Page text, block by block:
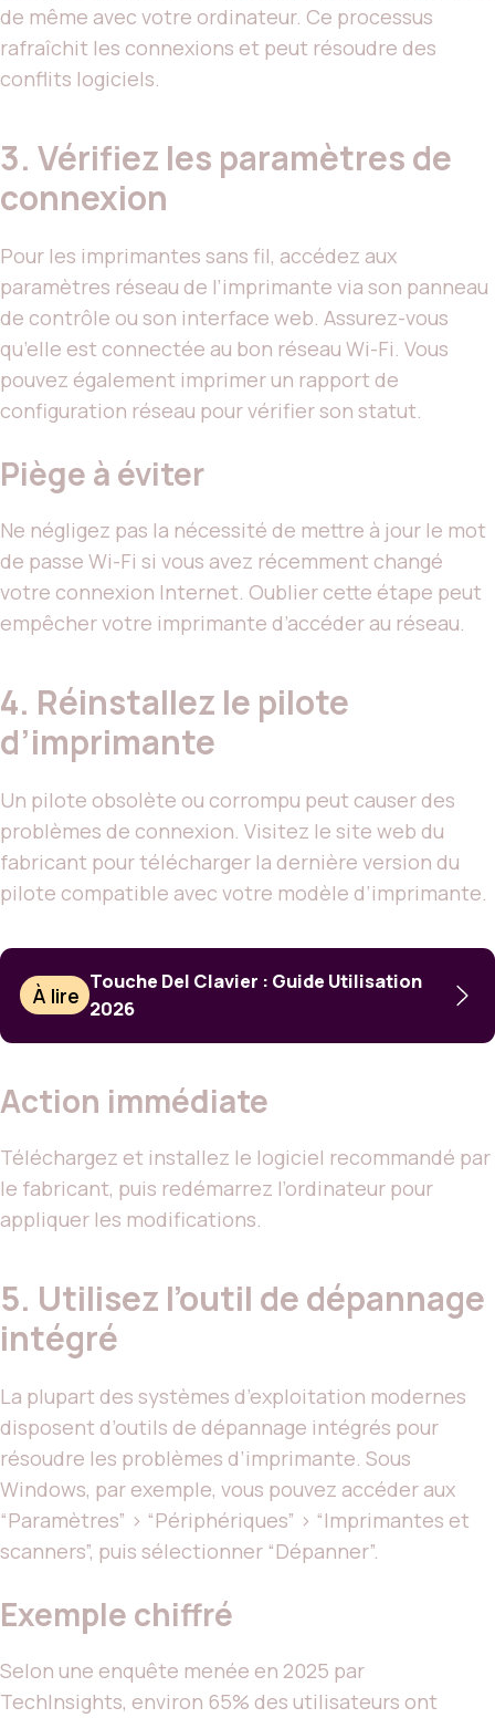
de même avec votre ordinateur. Ce processus
rafraîchit les connexions et peut résoudre des
conflits logiciels.
3. Vérifiez les paramètres de
connexion
Pour les imprimantes sans fil, accédez aux
paramètres réseau de l’imprimante via son panneau
de contrôle ou son interface web. Assurez-vous
qu’elle est connectée au bon réseau Wi-Fi. Vous
pouvez également imprimer un rapport de
configuration réseau pour vérifier son statut.
Piège à éviter
Ne négligez pas la nécessité de mettre à jour le mot
de passe Wi-Fi si vous avez récemment changé
votre connexion Internet. Oublier cette étape peut
empêcher votre imprimante d’accéder au réseau.
4. Réinstallez le pilote
d’imprimante
Un pilote obsolète ou corrompu peut causer des
problèmes de connexion. Visitez le site web du
fabricant pour télécharger la dernière version du
pilote compatible avec votre modèle d’imprimante.
À lire
Touche Del Clavier : Guide Utilisation
2026
Action immédiate
Téléchargez et installez le logiciel recommandé par
le fabricant, puis redémarrez l’ordinateur pour
appliquer les modifications.
5. Utilisez l’outil de dépannage
intégré
La plupart des systèmes d’exploitation modernes
disposent d’outils de dépannage intégrés pour
résoudre les problèmes d’imprimante. Sous
Windows, par exemple, vous pouvez accéder aux
“Paramètres” > “Périphériques” > “Imprimantes et
scanners”, puis sélectionner “Dépanner”.
Exemple chiffré
Selon une enquête menée en 2025 par
TechInsights, environ 65% des utilisateurs ont